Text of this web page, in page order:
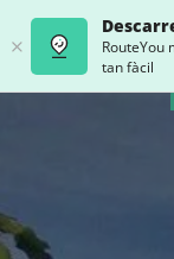
RouteYou
tan fàcil